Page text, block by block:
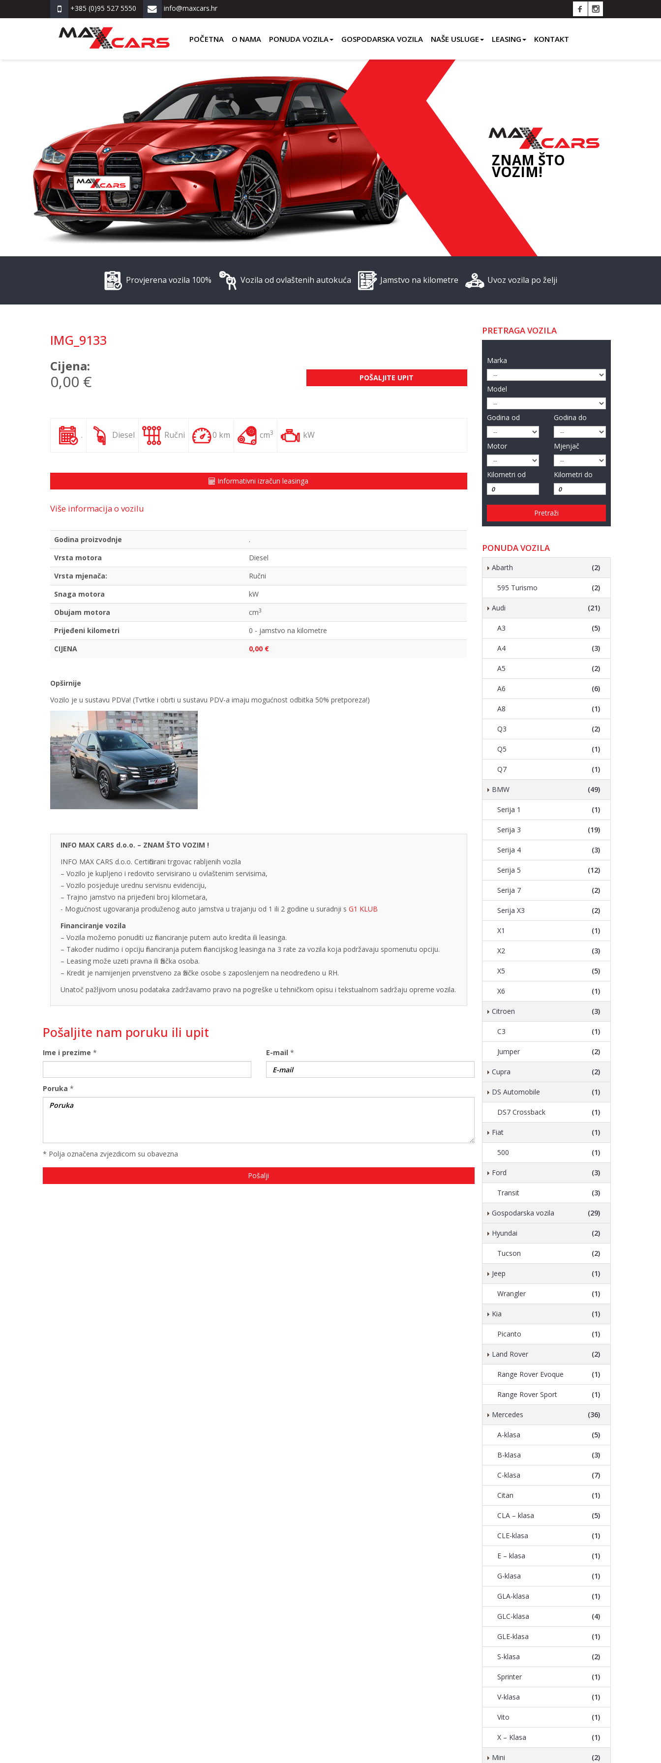
+385 (0)95 527 5550 info@maxcars.hr
POČETNA O NAMA PONUDA VOZILA GOSPODARSKA VOZILA NAŠE USLUGE LEASING KONTAKT
ZNAM ŠTO
VOZIM!
Provjerena vozila 100% Vozila od ovlaštenih autokuća Jamstvo na kilometre Uvoz vozila po želji
IMG_9133
Cijena:
0,00 € POŠALJITE UPIT
. Diesel Ručni 0 km cm3 kW
Informativni izračun leasinga
Više informacija o vozilu
Godina proizvodnje
.
Vrsta motora
Diesel
Vrsta mjenača:
Ručni
Snaga motora
kW
Obujam motora
cm3
Prijeđeni kilometri
0 - jamstvo na kilometre
CIJENA
0,00 €
Opširnije
Vozilo je u sustavu PDVa! (Tvrtke i obrti u sustavu PDV-a imaju mogućnost odbitka 50% pretporeza!)
INFO MAX CARS d.o.o. – ZNAM ŠTO VOZIM !
INFO MAX CARS d.o.o. Certificirani trgovac rabljenih vozila
– Vozilo je kupljeno i redovito servisirano u ovlaštenim servisima,
– Vozilo posjeduje urednu servisnu evidenciju,
– Trajno jamstvo na prijeđeni broj kilometara,
- Mogućnost ugovaranja produženog auto jamstva u trajanju od 1 ili 2 godine u suradnji s G1 KLUB
Financiranje vozila
– Vozila možemo ponuditi uz financiranje putem auto kredita ili leasinga.
– Također nudimo i opciju financiranja putem financijskog leasinga na 3 rate za vozila koja podržavaju spomenutu opciju.
– Leasing može uzeti pravna ili fizička osoba.
– Kredit je namijenjen prvenstveno za fizičke osobe s zaposlenjem na neodređeno u RH.
Unatoč pažljivom unosu podataka zadržavamo pravo na pogreške u tehničkom opisu i tekstualnom sadržaju opreme vozila.
Pošaljite nam poruku ili upit
Ime i prezime * E-mail *
Poruka *
* Polja označena zvjezdicom su obavezna
PRETRAGA VOZILA
Marka
Model
Godina od Godina do
Motor Mjenjač
Kilometri od Kilometri do
Pretraži
PONUDA VOZILA
Abarth (2)
595 Turismo (2)
Audi (21)
A3 (5)
A4 (3)
A5 (2)
A6 (6)
A8 (1)
Q3 (2)
Q5 (1)
Q7 (1)
BMW (49)
Serija 1 (1)
Serija 3 (19)
Serija 4 (3)
Serija 5 (12)
Serija 7 (2)
Serija X3 (2)
X1 (1)
X2 (3)
X5 (5)
X6 (1)
Citroen (3)
C3 (1)
Jumper (2)
Cupra (2)
DS Automobile (1)
DS7 Crossback (1)
Fiat (1)
500 (1)
Ford (3)
Transit (3)
Gospodarska vozila (29)
Hyundai (2)
Tucson (2)
Jeep (1)
Wrangler (1)
Kia (1)
Picanto (1)
Land Rover (2)
Range Rover Evoque (1)
Range Rover Sport (1)
Mercedes (36)
A-klasa (5)
B-klasa (3)
C-klasa (7)
Citan (1)
CLA – klasa (5)
CLE-klasa (1)
E – klasa (1)
G-klasa (1)
GLA-klasa (1)
GLC-klasa (4)
GLE-klasa (1)
S-klasa (2)
Sprinter (1)
V-klasa (1)
Vito (1)
X – Klasa (1)
Mini (2)